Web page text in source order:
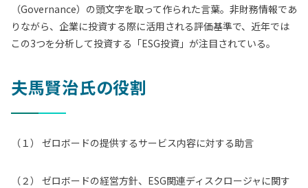
（Governance）の頭文字を取って作られた言葉。非財務情報であ
りながら、企業に投資する際に活用される評価基準で、近年では
この3つを分析して投資する「ESG投資」が注目されている。
夫馬賢治氏の役割
（１） ゼロボードの提供するサービス内容に対する助言
（２） ゼロボードの経営方針、ESG関連ディスクロージャに関す